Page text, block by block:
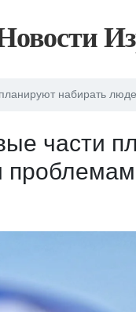
набирать
части